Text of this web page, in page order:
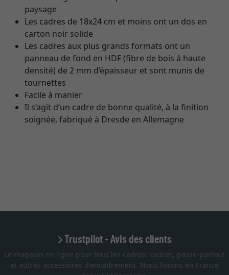
paysage
Les cadres de 18x24 cm et moins ont un dos en
carton noir solide
Les cadres aux plus grands formats ont un
panneau de fond en HDF (fibre de bois à haute
densité) de 2 mm d’épaisseur et sont munis de
tournettes
Facile à manier
Il s’agit d’un cadre de bonne qualité, à la finition
soignée, fabriqué à Dresde en Allemagne
Trustpilot - Avis des clients
Le magasin en ligne pour tous les cadres: cadres, passe-partout
et autres accessoires d'encadrement. Nous livrons en France